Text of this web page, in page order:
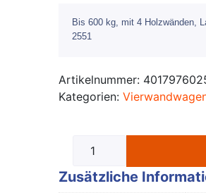
Bis 600 kg, mit 4 Holzwänden,
2551
Artikelnummer:
Kategorien:
Zusätzliche